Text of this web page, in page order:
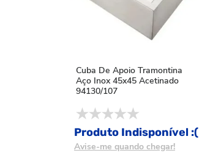
Cuba De Apoio Tramontina
Aço Inox 45x45 Acetinado
94130/107
Produto Indisponível :(
Avise-me quando chegar!